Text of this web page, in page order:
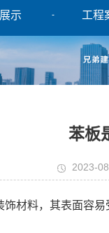
示 工程
苯板
2023-
料，其表面容易